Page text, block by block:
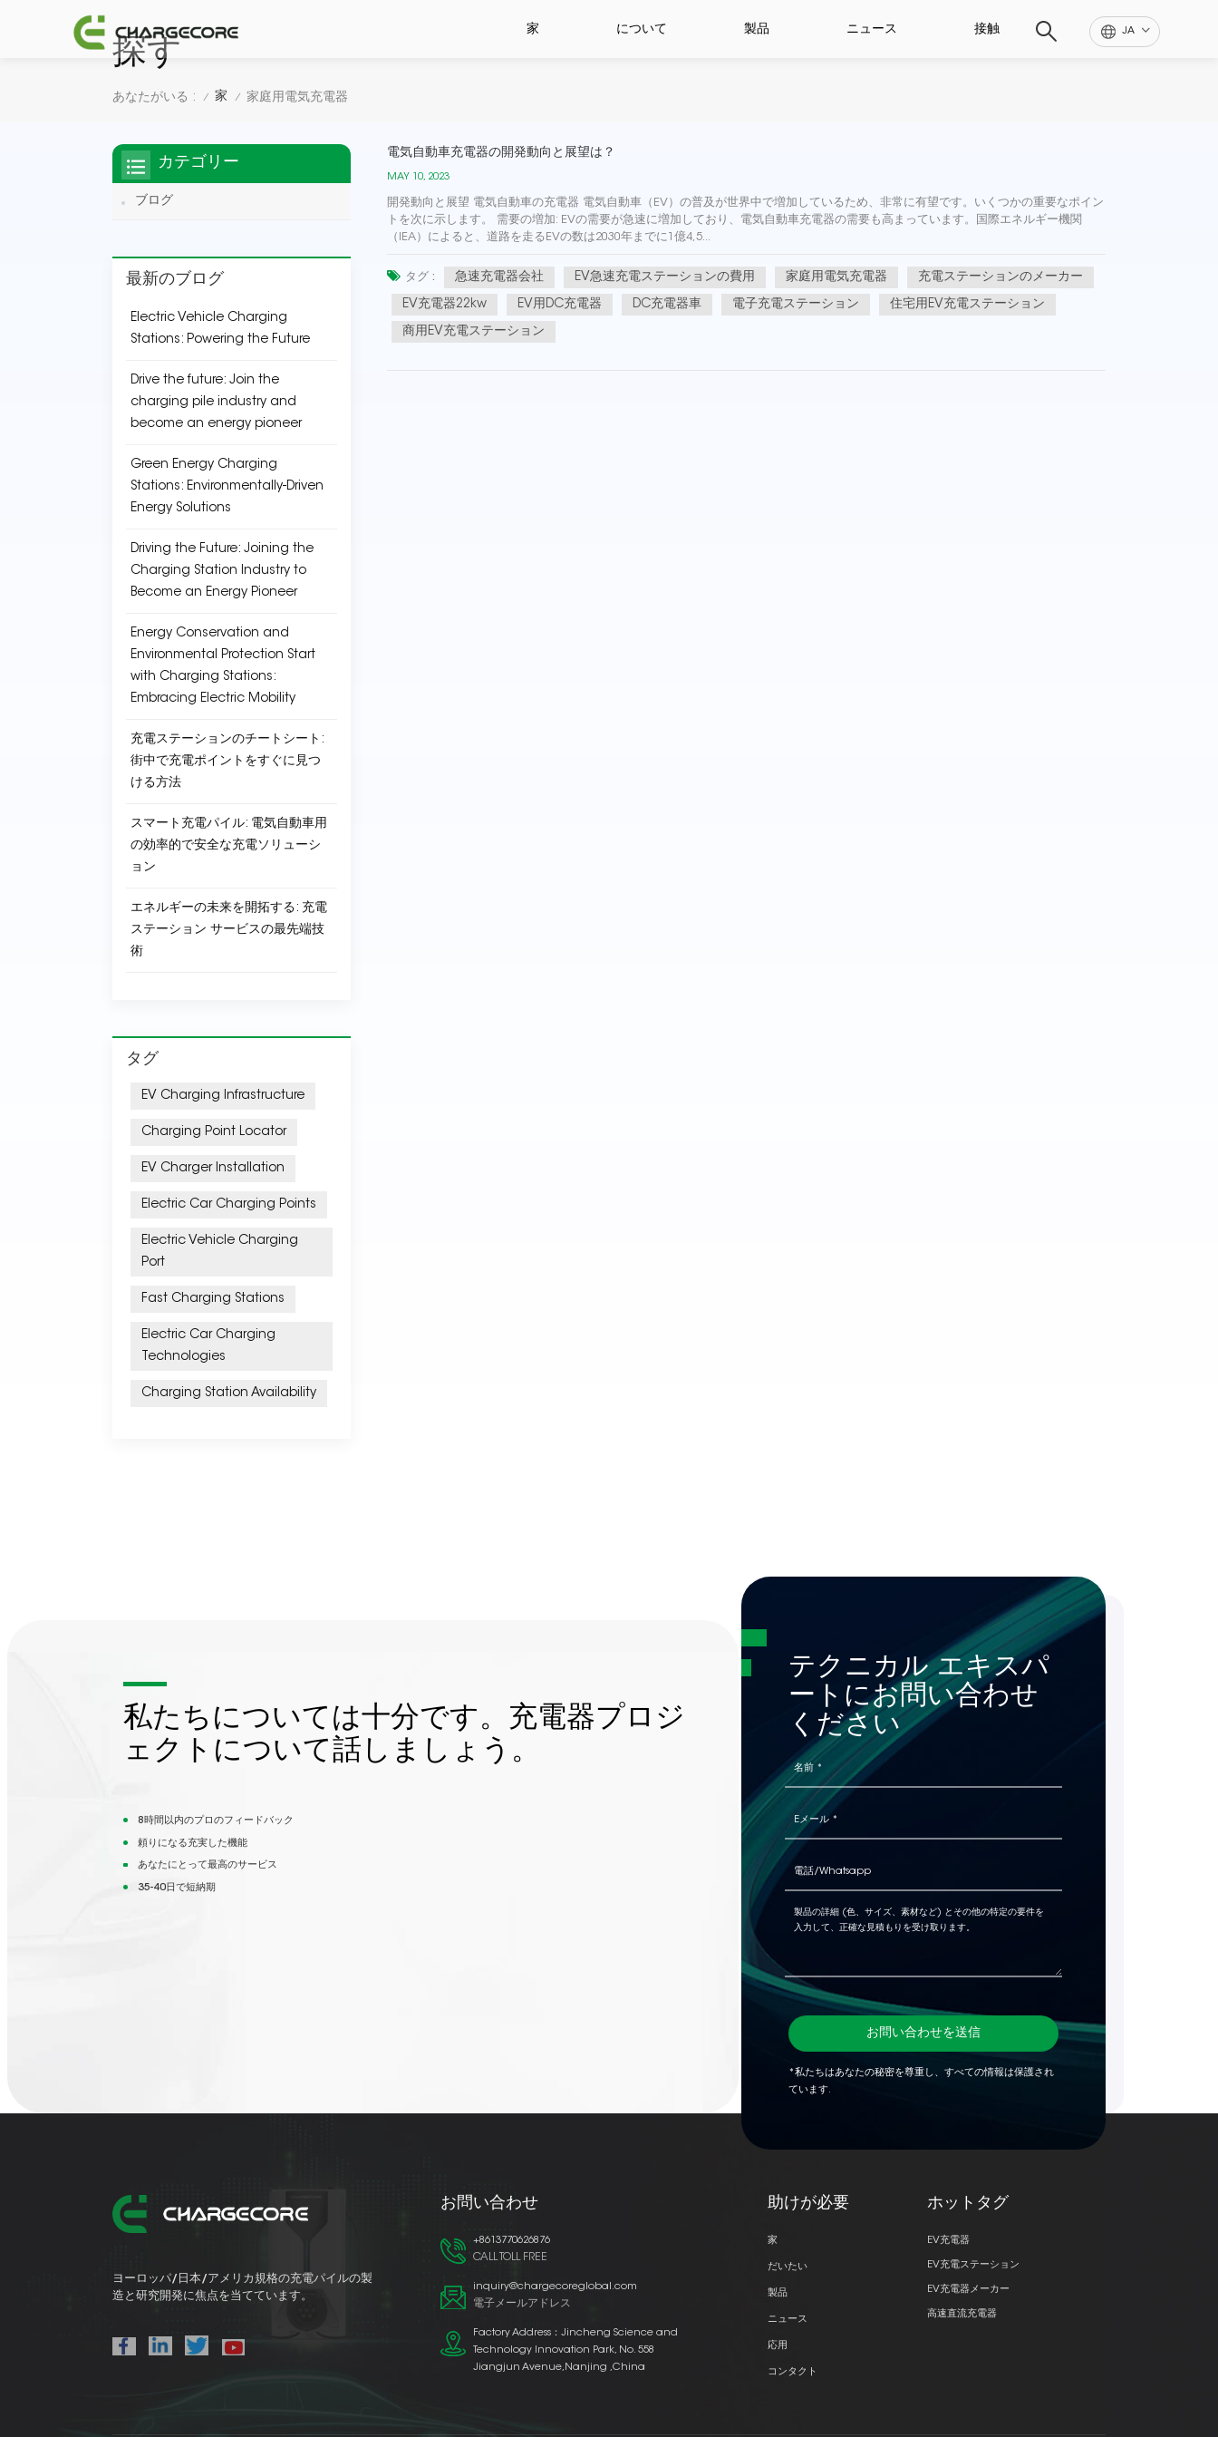
JA
家 について 製品 ニュース 接触
探す
あなたがいる : / 家 / 家庭用電気充電器
電気自動車充電器の開発動向と展望は？
MAY 10, 2023
開発動向と展望 電気自動車の充電器 電気自動車（EV）の普及が世界中で増加しているため、非常に有望です。いくつかの重要なポイン
トを次に示します。 需要の増加: EVの需要が急速に増加しており、電気自動車充電器の需要も高まっています。国際エネルギー機関
（IEA）によると、道路を走るEVの数は2030年までに1億4,5...
タグ : 急速充電器会社 EV急速充電ステーションの費用 家庭用電気充電器 充電ステーションのメーカー
EV充電器22kw EV用DC充電器 DC充電器車 電子充電ステーション 住宅用EV充電ステーション
商用EV充電ステーション
カテゴリー
ブログ
最新のブログ
Electric Vehicle Charging
Stations: Powering the Future
Drive the future: Join the
charging pile industry and
become an energy pioneer
Green Energy Charging
Stations: Environmentally-Driven
Energy Solutions
Driving the Future: Joining the
Charging Station Industry to
Become an Energy Pioneer
Energy Conservation and
Environmental Protection Start
with Charging Stations:
Embracing Electric Mobility
充電ステーションのチートシート:
街中で充電ポイントをすぐに見つ
ける方法
スマート充電パイル: 電気自動車用
の効率的で安全な充電ソリューシ
ョン
エネルギーの未来を開拓する: 充電
ステーション サービスの最先端技
術
タグ
EV Charging Infrastructure
Charging Point Locator
EV Charger Installation
Electric Car Charging Points
Electric Vehicle Charging
Port
Fast Charging Stations
Electric Car Charging
Technologies
Charging Station Availability
私たちについては十分です。充電器プロジ
ェクトについて話しましょう。
8時間以内のプロのフィードバック
頼りになる充実した機能
あなたにとって最高のサービス
35-40日で短納期
テクニカル エキスパ
ートにお問い合わせ
ください
お問い合わせを送信
*私たちはあなたの秘密を尊重し、すべての情報は保護され
ています.
ヨーロッパ/日本/アメリカ規格の充電パイルの製
造と研究開発に焦点を当てています。
お問い合わせ
+8613770626876
CALL TOLL FREE
inquiry@chargecoreglobal.com
電子メールアドレス
Factory Address：Jincheng Science and
Technology Innovation Park, No. 558
Jiangjun Avenue,Nanjing ,China
助けが必要
家
だいたい
製品
ニュース
応用
コンタクト
ホットタグ
EV充電器
EV充電ステーション
EV充電器メーカー
高速直流充電器